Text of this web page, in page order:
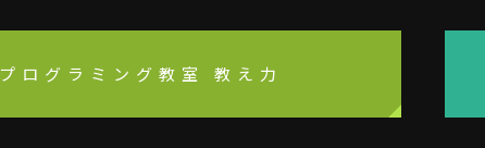
プログラミング教室 教え力